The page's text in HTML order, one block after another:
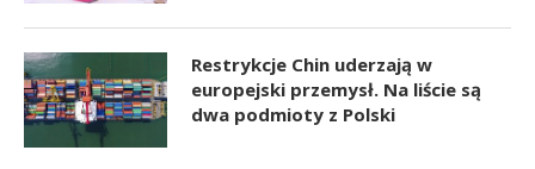
Restrykcje Chin uderzają w
europejski przemysł. Na liście są
dwa podmioty z Polski